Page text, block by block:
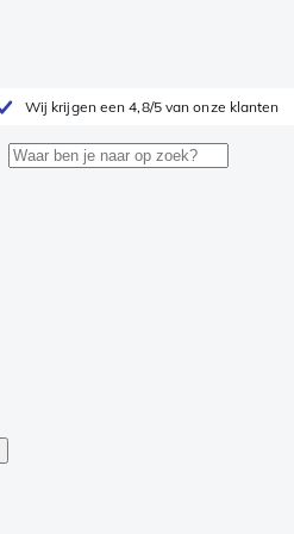
Wij krijgen een 4,8/5 van onze klanten